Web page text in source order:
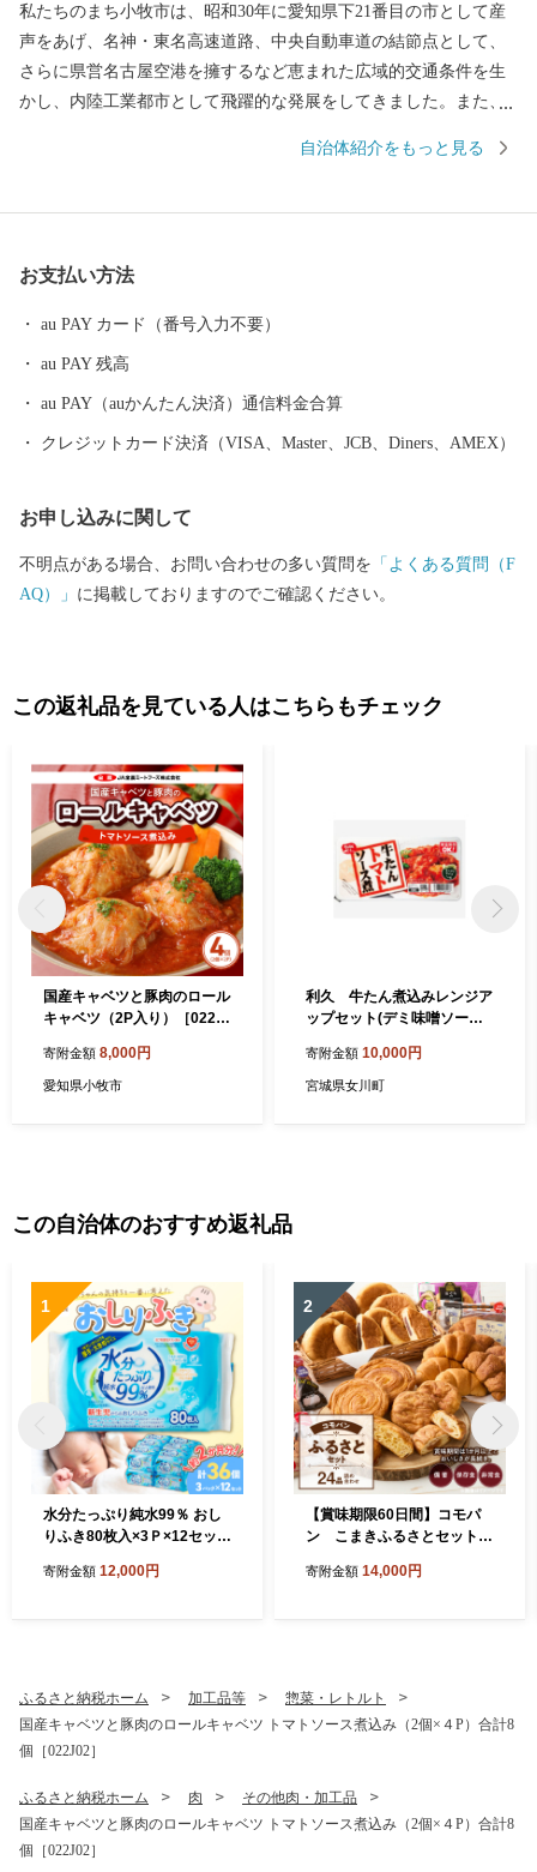
私たちのまち小牧市は、昭和30年に愛知県下21番目の市として産
声をあげ、名神・東名高速道路、中央自動車道の結節点として、
さらに県営名古屋空港を擁するなど恵まれた広域的交通条件を生
かし、内陸工業都市として飛躍的な発展をしてきました。また、
資産も有し、豊かな自然と文化の薫るまちでもあります。 小牧山
年間居城とした城でもあります。2004年から始められた発掘調査
り何年もの歳月をかけ小牧市で作り出されたものです。名古屋コ
ーチンの肉質は弾力に富み、よくしまって歯ごたえがあり、「こ
く」のある旨みがあります。小牧市内の飲食店では様々なメニュ
自治体紹介をもっと見る
お支払い方法
au PAY カード（番号入力不要）
au PAY 残高
au PAY（auかんたん決済）通信料金合算
クレジットカード決済（VISA、Master、JCB、Diners、AMEX）
お申し込みに関して
不明点がある場合、お問い合わせの多い質問を 「よくある質問（F
AQ）」 に掲載しておりますのでご確認ください。
この返礼品を見ている人はこちらもチェック
国産キャベツと豚肉のロール
キャベツ（2P入り）［022J
寄附金額 8,000円
愛知県小牧市
利久 牛たん煮込みレンジア
ップセット(デミ味噌ソー
06958】
寄附金額 10,000円
宮城県女川町
この自治体のおすすめ返礼品
1
水分たっぷり純水99％ おし
りふき80枚入×3Ｐ×12セット
ッシュ ウェットティッシュ
寄附金額 12,000円
2
【賞味期限60日間】コモパ
ン こまきふるさとセット
保存食 非常食 防災グッズに
寄附金額 14,000円
ふるさと納税ホーム 加工品等
惣菜・レトルト
国産キャベツと豚肉のロールキャベツ トマトソース煮込み（2個×４P）合計8
個［022J02］
ふるさと納税ホーム 肉
その他肉・加工品
国産キャベツと豚肉のロールキャベツ トマトソース煮込み（2個×４P）合計8
個［022J02］